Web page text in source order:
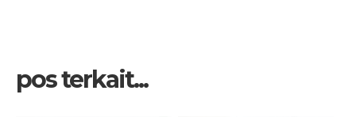
pos terkait...